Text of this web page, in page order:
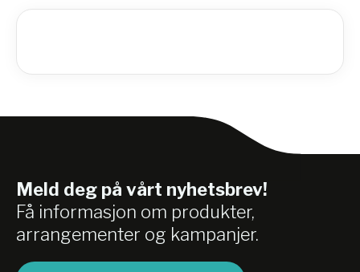
Vekt: ~70 kg.
Meld deg på vårt nyhetsbrev!
Få informasjon om produkter,
arrangementer og kampanjer.